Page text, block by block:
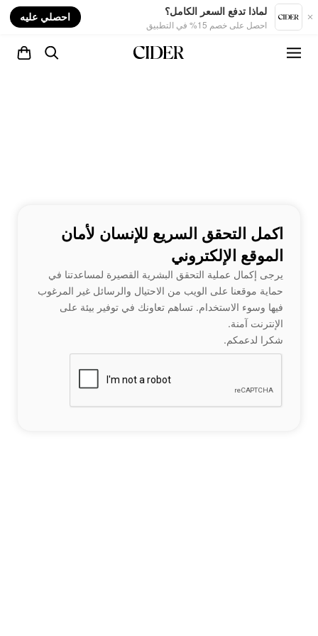
لماذا تدفع السعر الكامل؟
احصل على خصم 15% في التطبيق
احصلي عليه
اكمل التحقق السريع للإنسان لأمان
الموقع الإلكتروني
يرجى إكمال عملية التحقق البشرية القصيرة لمساعدتنا في
حماية موقعنا على الويب من الاحتيال والرسائل غير المرغوب
فيها وسوء الاستخدام. تساهم تعاونك في توفير بيئة على
الإنترنت آمنة.
شكرا لدعمكم.